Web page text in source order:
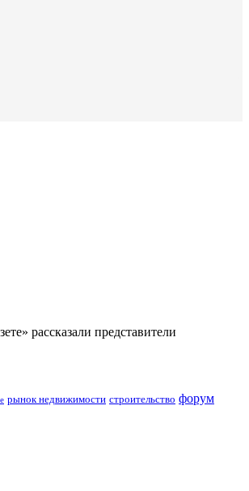
рассказали представители
рынок недвижимости строительство форум